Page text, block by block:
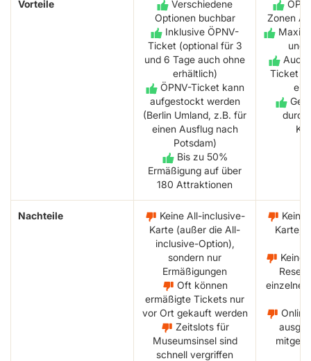
Vorteile
Verschiedene
Optionen buchbar
Inklusive ÖPNV-
Ticket (optional für 3
und 6 Tage auch ohne
erhältlich)
ÖPNV-Ticket kann
aufgestockt werden
(Berlin Umland, z.B. für
einen Ausflug nach
Potsdam)
Bis zu 50%
Ermäßigung auf über
180 Attraktionen
Zonen
und
Auch
Ticket
durch
Nachteile
Keine All-inclusive-
Karte (außer die All-
inclusive-Option),
sondern nur
Ermäßigungen
Oft können
ermäßigte Tickets nur
vor Ort gekauft werden
Zeitslots für
Museumsinsel sind
schnell vergriffen
Keine
Karte,
Keine